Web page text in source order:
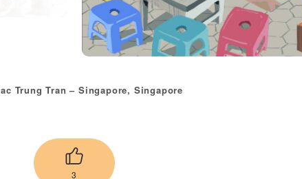
Trung Tran – Singapore, Singapore
3